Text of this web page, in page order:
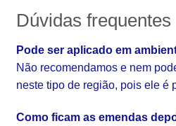
Dúvidas frequentes
Pode ser aplicado em
Não recomendamos e nem
neste tipo de região, pois ele é
Como ficam as emendas